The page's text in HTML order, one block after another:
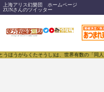
上海アリス幻樂団 ホームページ
ZUNさんのツイッター
そうし)は、世界有数の「同人」たちがあふ